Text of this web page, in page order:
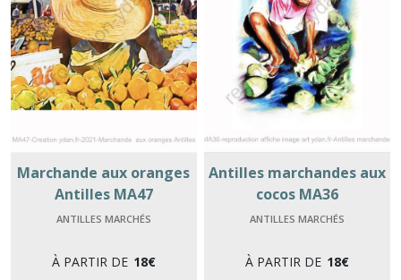
Marchande aux oranges
Antilles MA47
ANTILLES MARCHÉS
À PARTIR DE 18€
Antilles marchandes aux
cocos MA36
ANTILLES MARCHÉS
À PARTIR DE 18€